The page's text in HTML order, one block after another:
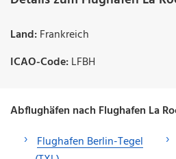
Land:Frankreich
ICAO-Code:LFBH
Abflughäfen nach Flughafen La
Flughafen Berlin-Tegel